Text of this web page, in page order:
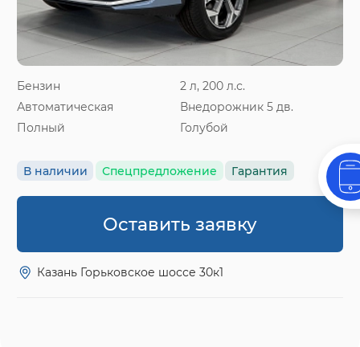
Бензин
2 л, 200 л.с.
Автоматическая
Внедорожник 5 дв.
Полный
Голубой
В наличии Спецпредложение Гарантия
Оставить заявку
Казань Горьковское шоссе 30к1